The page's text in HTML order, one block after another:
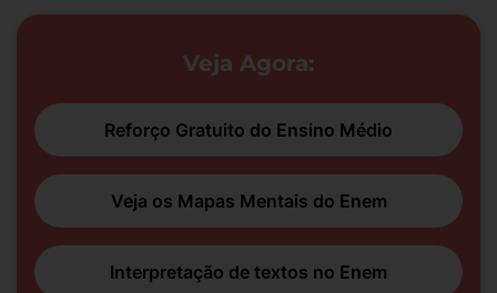
Veja Agora:
Reforço Gratuito do Ensino Médio
Veja os Mapas Mentais do Enem
Interpretação de textos no Enem